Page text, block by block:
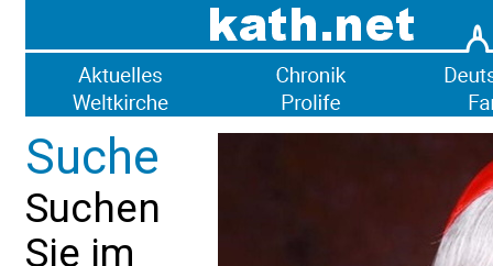
Suche
Suchen
Sie im